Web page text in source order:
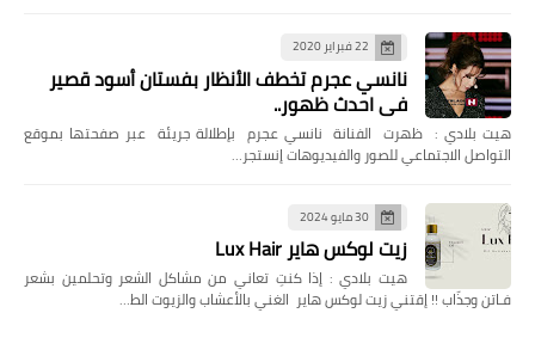
22 فبراير 2020
نانسي عجرم تخطف الأنظار بفستان أسود قصير
في احدث ظهور..
هيت بلادي : ظهرت الفنانة نانسي عجرم بإطلالة جريئة عبر صفحتها بموقع
التواصل الاجتماعي للصور والفيديوهات إنستجر…
30 مايو 2024
زيت لوكس هاير Lux Hair
هيت بلادي : إذا كنتِ تعاني من مشاكل الشعر وتحلمين بشعر
فـاتن وجذّاب !! إقتني زيت لوكس هاير الغني بالأعشاب والزيوت الط…